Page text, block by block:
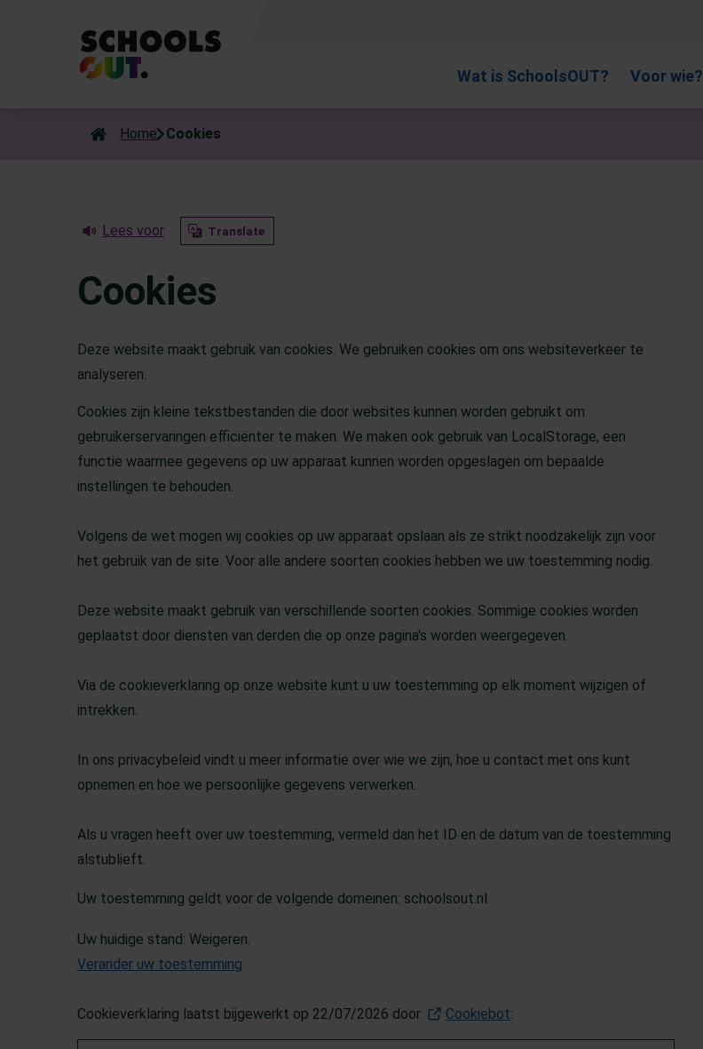
Wat is SchoolsOUT? Voor wie?
Als de resultaten voor automatisch aanvullen beschikbaar zijn, gebruik de pijlen om omhoog en omlaag te
Home Cookies
Lees voor Translate
Cookies
Deze website maakt gebruik van cookies. We gebruiken cookies om ons websiteverkeer te
analyseren.
Cookies zijn kleine tekstbestanden die door websites kunnen worden gebruikt om
gebruikerservaringen efficiënter te maken. We maken ook gebruik van LocalStorage, een
functie waarmee gegevens op uw apparaat kunnen worden opgeslagen om bepaalde
instellingen te behouden.
Volgens de wet mogen wij cookies op uw apparaat opslaan als ze strikt noodzakelijk zijn voor
het gebruik van de site. Voor alle andere soorten cookies hebben we uw toestemming nodig.
Deze website maakt gebruik van verschillende soorten cookies. Sommige cookies worden
geplaatst door diensten van derden die op onze pagina's worden weergegeven.
Via de cookieverklaring op onze website kunt u uw toestemming op elk moment wijzigen of
intrekken.
In ons privacybeleid vindt u meer informatie over wie we zijn, hoe u contact met ons kunt
opnemen en hoe we persoonlijke gegevens verwerken.
Als u vragen heeft over uw toestemming, vermeld dan het ID en de datum van de toestemming
alstublieft.
Uw toestemming geldt voor de volgende domeinen: schoolsout.nl
Uw huidige stand: Weigeren.
Verander uw toestemming
Cookieverklaring laatst bijgewerkt op 22/07/2026 door Cookiebot(Opent in een nieuw tabblad)
: